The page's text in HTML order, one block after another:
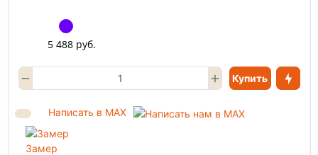
5 488 руб.
Купить
Написать в MAX
Замер